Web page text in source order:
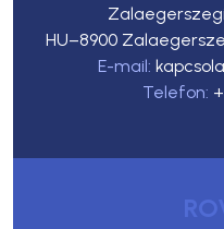
HU–8900
E-mail:
Telefon: